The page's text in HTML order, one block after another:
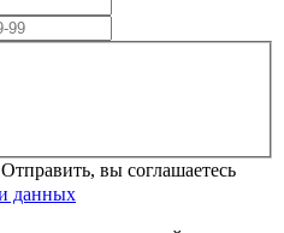
вы соглашаетесь
данных